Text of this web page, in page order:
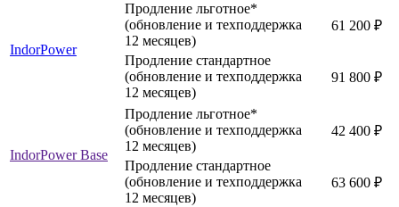
IndorPower
Продление льготное*
(обновление и техподдержка
12 месяцев)
61 200 ₽
Продление стандартное
(обновление и техподдержка
12 месяцев)
91 800 ₽
IndorPower Base
Продление льготное*
(обновление и техподдержка
12 месяцев)
42 400 ₽
Продление стандартное
(обновление и техподдержка
12 месяцев)
63 600 ₽